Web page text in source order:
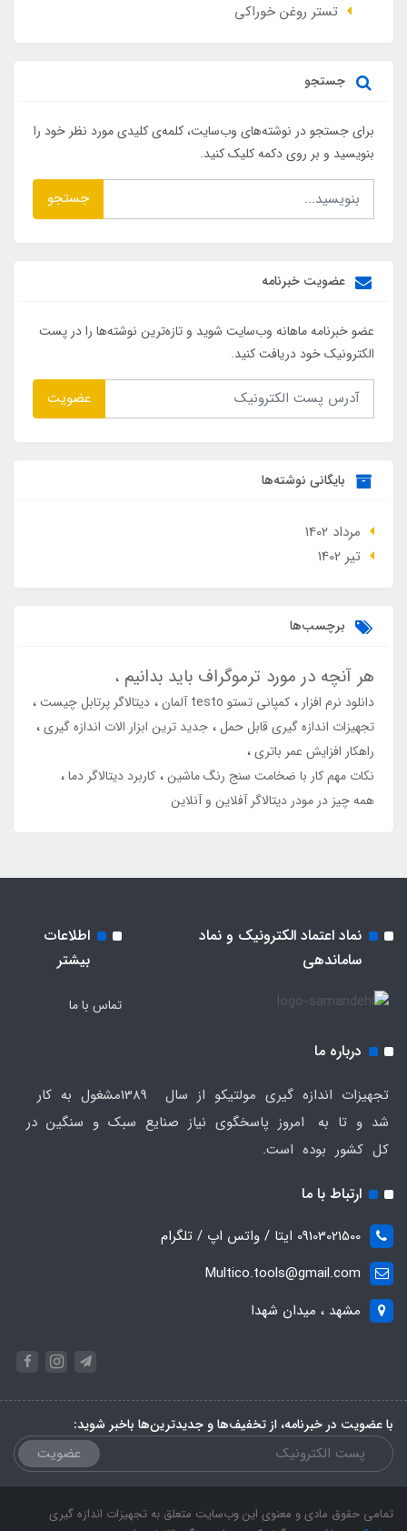
تستر روغن خوراکی
جستجو
برای جستجو در نوشته‌های وب‌سایت، کلمه‌ی کلیدی مورد نظر خود را
بنویسید و بر روی دکمه کلیک کنید.
جستجو
عضویت خبرنامه
عضو خبرنامه ماهانه وب‌سایت شوید و تازه‌ترین نوشته‌ها را در پست
الکترونیک خود دریافت کنید.
عضویت
بایگانی نوشته‌ها
مرداد 1402
تير 1402
برچسب‌ها
هر آنچه در مورد ترموگراف باید بدانیم
دانلود نرم افزار کمپانی تستو testo آلمان
دیتالاگر پرتابل چیست
تجهیزات اندازه گیری قابل حمل جدید ترین ابزار الات اندازه گیری
راهکار افزایش عمر باتری
نکات مهم کار با ضخامت سنج رنگ ماشین کاربرد دیتالاگر دما
همه چیز در مودر دیتالاگر آفلاین و آنلاین
نماد اعتماد الکترونیک و نماد
ساماندهی
اطلاعات
بیشتر
تماس با ما
درباره ما
تجهیزات اندازه گیری مولتیکو از سال 1389مشغول به کار
شد و تا به امروز پاسخگوی نیاز صنایع سبک و سنگین در
کل کشور بوده است.
ارتباط با ما
09103021500 ایتا / واتس اپ / تلگرام
Multico.tools@gmail.com
مشهد ، میدان شهدا
با عضویت در خبرنامه، از تخفیف‌ها و جدیدترین‌ها باخبر شوید:
عضویت
تمامی حقوق مادی و معنوی این وب‌سایت متعلق به تجهیزات اندازه گیری